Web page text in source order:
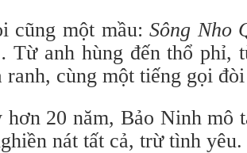
cũng một mầu:Sông Nho
Từ anh hùng đến thổ phỉ,
ranh, cùng một tiếng gọi
hơn 20 năm, Bảo Ninh mô
nát tất cả, trừ tình yêu.